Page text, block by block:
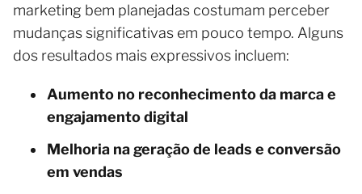
marketing bem planejadas costumam perceber
mudanças significativas em pouco tempo. Alguns
dos resultados mais expressivos incluem:
Aumento no reconhecimento da marca e
engajamento digital
Melhoria na geração de leads e conversão
em vendas